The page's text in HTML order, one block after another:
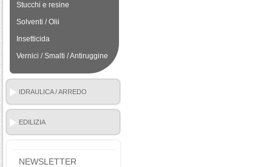
Stucchi e resine
Solventi / Olii
Insetticida
Vernici / Smalti / Antiruggine
IDRAULICA / ARREDO
BAGNO
EDILIZIA
NEWSLETTER